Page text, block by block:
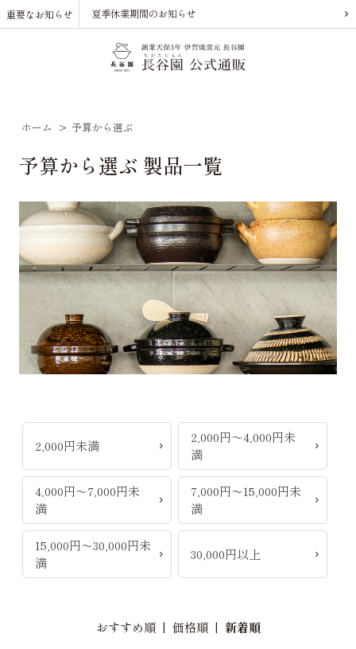
重要なお知らせ 夏季休業期間のお知らせ
ホーム > 予算から選ぶ
予算から選ぶ 製品一覧
2,000円未満
2,000円～4,000円未
満
4,000円～7,000円未
満
7,000円～15,000円未
満
15,000円～30,000円未
満
30,000円以上
おすすめ順| 価格順| 新着順